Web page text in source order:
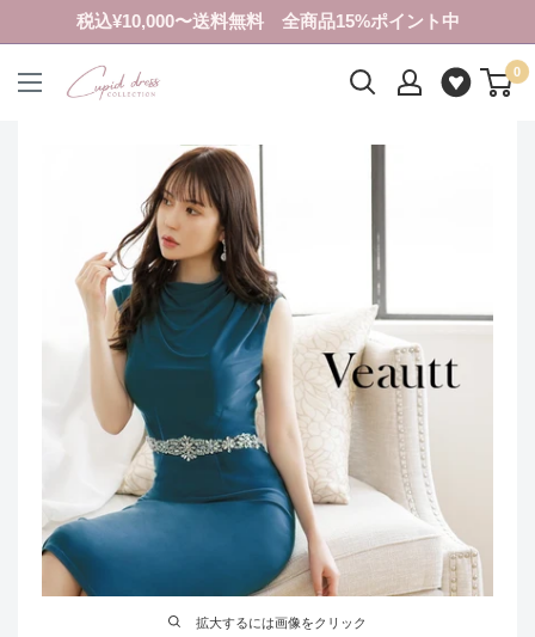
ン
税込¥10,000〜送料無料 全商品15%ポイント中
ク
レ
0
拡大するには画像をクリック